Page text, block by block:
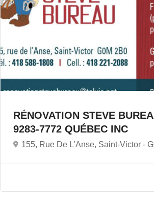
RÉNOVATION STEVE
9283-7772 QUÉBEC INC
155, Rue De L'Anse, Saint-Victor -